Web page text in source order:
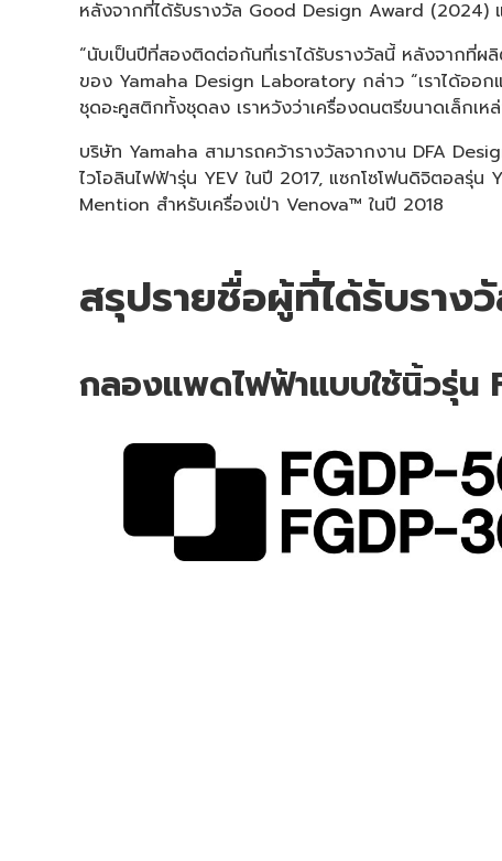
หลังจากที่ได้รับรางวัล Good Design Award (2024)
“นับเป็นปีที่สองติดต่อกันที่เราได้รับรางวัลนี้ หลังจากที่
ของ Yamaha Design Laboratory กล่าว “เราได้ออ
ชุดอะคูสติกทั้งชุดลง เราหวังว่าเครื่องดนตรีขนาดเล็กเ
บริษัท Yamaha สามารถคว้ารางวัลจากงาน DFA
ไวโอลินไฟฟ้ารุ่น YEV ในปี 2017, แซกโซโฟนดิจิตอลรุ่
Mention สำหรับเครื่องเป่า Venova™ ในปี 2018
สรุปรายชื่อผู้ที่ได้รับรา
กลองแพดไฟฟ้าแบบใช้นิ้วรุ่น